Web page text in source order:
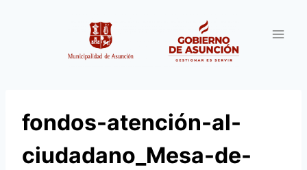
fondos-atención-al-
ciudadano_Mesa-de-